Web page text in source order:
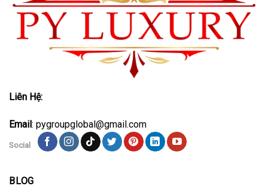
Liên Hệ:
Email: pygroupglobal@gmail.com
Social
BLOG